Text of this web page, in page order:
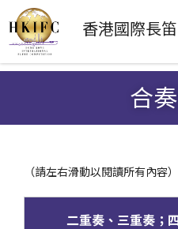
香港國際長
合
二重奏、三重奏；